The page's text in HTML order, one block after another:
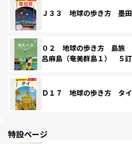
Ｊ３３ 地球の歩き方 墨
０２ 地球の歩き方 島
呂麻島（奄美群島１） ５
Ｄ１７ 地球の歩き方 タ
特設ページ